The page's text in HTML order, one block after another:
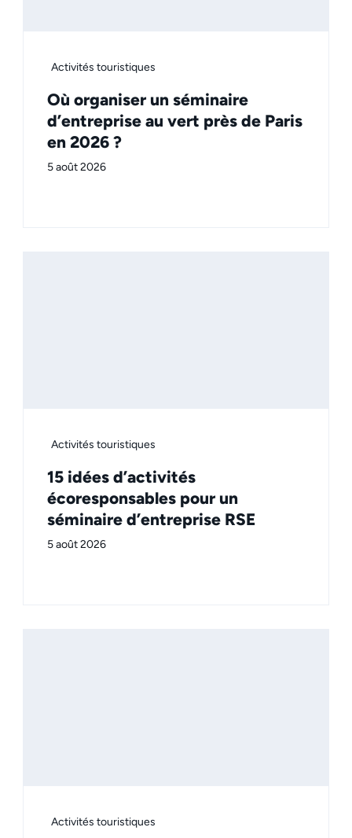
Activités touristiques
Où organiser un séminaire
d’entreprise au vert près de Paris
en 2026 ?
5 août 2026
Activités touristiques
15 idées d’activités
écoresponsables pour un
séminaire d’entreprise RSE
5 août 2026
Activités touristiques